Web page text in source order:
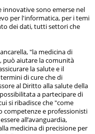
innovative sono emerse nel
per l'informatica, per i temi
dei dati, tutti settori che
"la medicina di
può aiutare la comunità
la salute e il
di cure che di
al Diritto alla salute della
a partecipare di
si ribadisce che "come
competenze e professionisti
all’avanguardia,
medicina di precisione per